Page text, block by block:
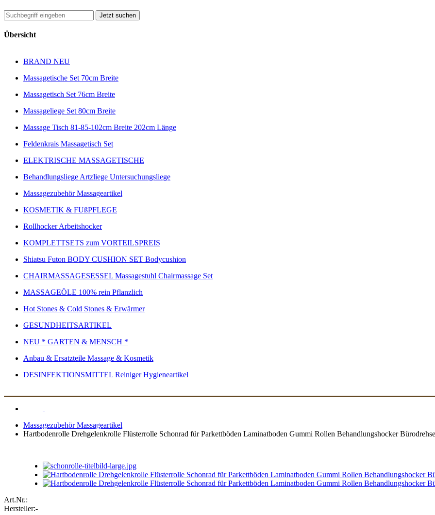
Jetzt suchen
Übersicht
BRAND NEU
Massagetische Set 70cm Breite
Massagetisch Set 76cm Breite
Massageliege Set 80cm Breite
Massage Tisch 81-85-102cm Breite 202cm Länge
Feldenkrais Massagetisch Set
ELEKTRISCHE MASSAGETISCHE
Behandlungsliege Artzliege Untersuchungsliege
Massagezubehör Massageartikel
KOSMETIK & FUßPFLEGE
Rollhocker Arbeitshocker
KOMPLETTSETS zum VORTEILSPREIS
Shiatsu Futon BODY CUSHION SET Bodycushion
CHAIRMASSAGESESSEL Massagestuhl Chairmassage Set
MASSAGEÖLE 100% rein Pflanzlich
Hot Stones & Cold Stones & Erwärmer
GESUNDHEITSARTIKEL
NEU * GARTEN & MENSCH *
Anbau & Ersatzteile Massage & Kosmetik
DESINFEKTIONSMITTEL Reiniger Hygieneartikel
Massagezubehör Massageartikel
Hartbodenrolle Drehgelenkrolle Flüsterrolle Schonrad für Parkettböden Laminatboden Gummi Rollen Behandlungshocker
Art.Nr.:
Hersteller:-